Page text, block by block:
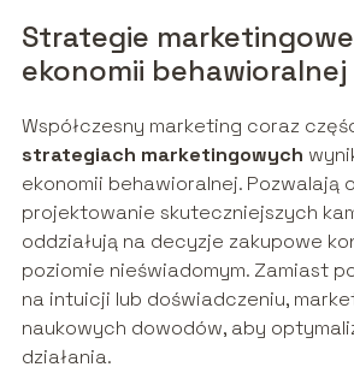
Strategie
ekonomii behawioralnej
Współczesny marketing coraz
strategiach marketingowych
ekonomii behawioralnej. Pozwalają
projektowanie skuteczniejszych
oddziałują na decyzje zakupowe
poziomie nieświadomym. Zamiast
na intuicji lub doświadczeniu,
naukowych dowodów, aby
działania.